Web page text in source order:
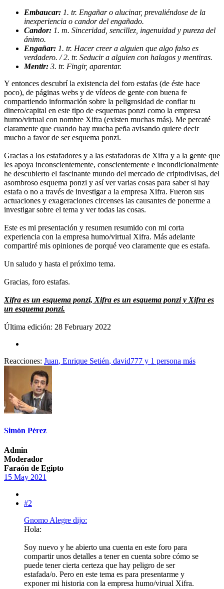
Embaucar: 1. tr. Engañar o alucinar, prevaliéndose de la
inexperiencia o candor del engañado.
Candor: 1. m. Sinceridad, sencillez, ingenuidad y pureza del
ánimo.
Engañar: 1. tr. Hacer creer a alguien que algo falso es
verdadero. / 2. tr. Seducir a alguien con halagos y mentiras.
Mentir: 3. tr. Fingir, aparentar.
Y entonces descubrí la existencia del foro estafas (de éste hace
poco), de páginas webs y de vídeos de gente con buena fe
compartiendo información sobre la peligrosidad de confiar tu
dinero/capital en este tipo de esquemas ponzi como la empresa
humo/virtual con nombre Xifra (existen muchas más). Me percaté
claramente que cuando hay mucha peña avisando quiere decir
mucho a favor de ser esquema ponzi.
Gracias a los estafadores y a las estafadoras de Xifra y a la gente que
les apoya inconscientemente, conscientemente e incondicionalmente
he descubierto el fascinante mundo del mercado de criptodivisas, del
asombroso esquema ponzi y así ver varias cosas para saber si hay
estafa o no a través de investigar a la empresa Xifra. Fueron sus
actuaciones y exageraciones circenses las causantes de ponerme a
investigar sobre el tema y ver todas las cosas.
Este es mi presentación y resumen resumido con mi corta
experiencia con la empresa humo/virtual Xifra. Más adelante
compartiré mis opiniones de porqué veo claramente que es estafa.
Un saludo y hasta el próximo tema.
Gracias, foro estafas.
Xifra es un esquema ponzi, Xifra es un esquema ponzi y Xifra es
un esquema ponzi.
Última edición: 28 February 2022
Reacciones: Juan, Enrique Setién, david777 y 1 persona más
Simón Pérez
Admin
Moderador
Faraón de Egipto
15 May 2021
#2
Gnomo Alegre dijo:
Hola:
Soy nuevo y he abierto una cuenta en este foro para
compartir unos detalles a tener en cuenta sobre cómo se
puede tener cierta certeza que hay peligro de ser
estafada/o. Pero en este tema es para presentarme y
exponer mi historia con la empresa humo/virual Xifra.